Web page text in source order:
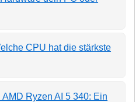
CPU hat die stärkste
Ryzen AI 5 340: Ein